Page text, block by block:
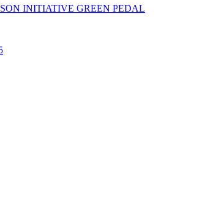
INITIATIVE GREEN PEDAL